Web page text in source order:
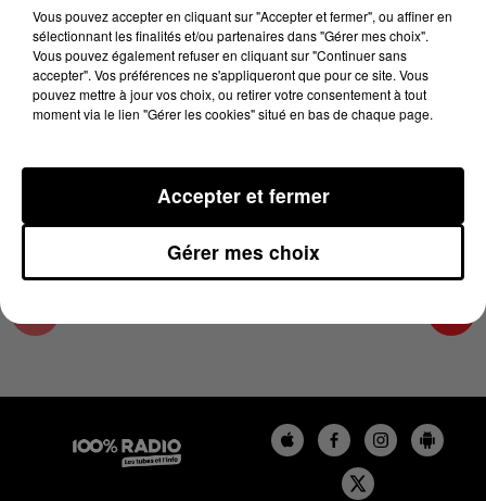
18 novembre 2024 - 2 min 29 sec
LES INFOS DU LOT DU 18/11/2024 À 15H00
18/11/2024
Vous pouvez accepter en cliquant sur "Accepter et fermer", ou affiner en
sélectionnant les finalités et/ou partenaires dans "Gérer mes choix".
Vous pouvez également refuser en cliquant sur "Continuer sans
accepter". Vos préférences ne s'appliqueront que pour ce site. Vous
pouvez mettre à jour vos choix, ou retirer votre consentement à tout
moment via le lien "Gérer les cookies" situé en bas de chaque page.
Gérer mes choix
Accepter et fermer